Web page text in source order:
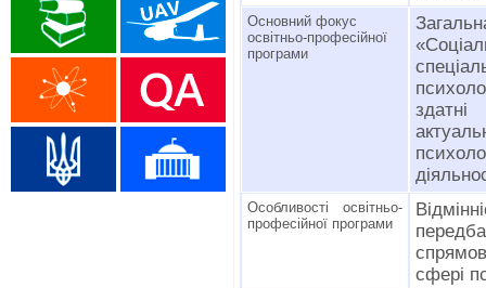
Основний фокус
освітньо-професійної
програми
Особливості освітньо-
професійної програми
сфері